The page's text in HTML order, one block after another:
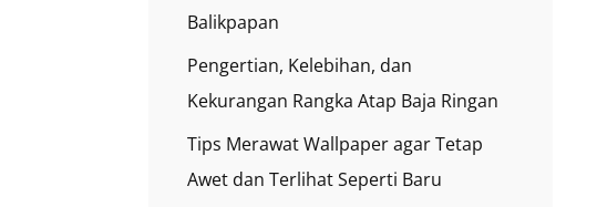
Balikpapan
Pengertian, Kelebihan, dan
Kekurangan Rangka Atap Baja Ringan
Tips Merawat Wallpaper agar Tetap
Awet dan Terlihat Seperti Baru